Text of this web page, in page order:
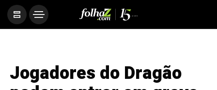
Jogadores do Dragão